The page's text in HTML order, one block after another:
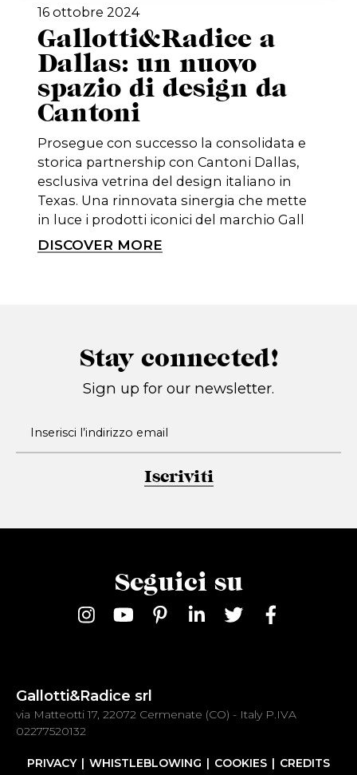
16 ottobre 2024
Gallotti&Radice a
Dallas: un nuovo
spazio di design da
Cantoni
Prosegue con successo la consolidata e
storica partnership con Cantoni Dallas,
esclusiva vetrina del design italiano in
Texas. Una rinnovata sinergia che mette
in luce i prodotti iconici del marchio Gall
DISCOVER MORE
Stay connected!
Sign up for our newsletter.
Iscriviti
Seguici su
Gallotti&Radice srl
via Matteotti 17, 22072 Cermenate (CO) - Italy P.IVA
02277520132
PRIVACY WHISTLEBLOWING COOKIES CREDITS